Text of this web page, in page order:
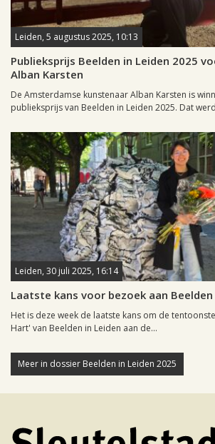
Leiden, 5 augustus 2025, 10:13
Publieksprijs Beelden in Leiden 2025
Alban Karsten
De Amsterdamse kunstenaar Alban Karsten is
publieksprijs van Beelden in Leiden 2025. Dat
Leiden, 30 juli 2025, 16:14
Laatste kans voor bezoek aan Beelden
Het is deze week de laatste kans om de
Hart' van Beelden in Leiden aan de...
Meer in dossier Beelden in Leiden 2025